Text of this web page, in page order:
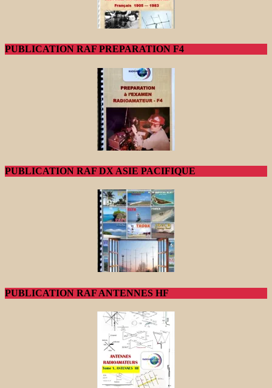
PUBLICATION RAF PREPARATION F4
PUBLICATION RAF DX ASIE PACIFIQUE
PUBLICATION RAF ANTENNES HF